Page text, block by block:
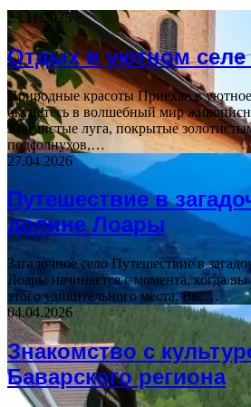
23.11.2025
Отдых в уютном селе
Природные красоты Приехав в
окунетесь в волшебный мир
Холмистые луга, покрытые
подсолнухов,…
27.04.2026
Путешествие в
долине Лоары
Загадочное село Путешествие в
Лоары начинается с момента, когда вы
этого удивительного места. Вас…
04.04.2026
Знакомство с
Баварского региона